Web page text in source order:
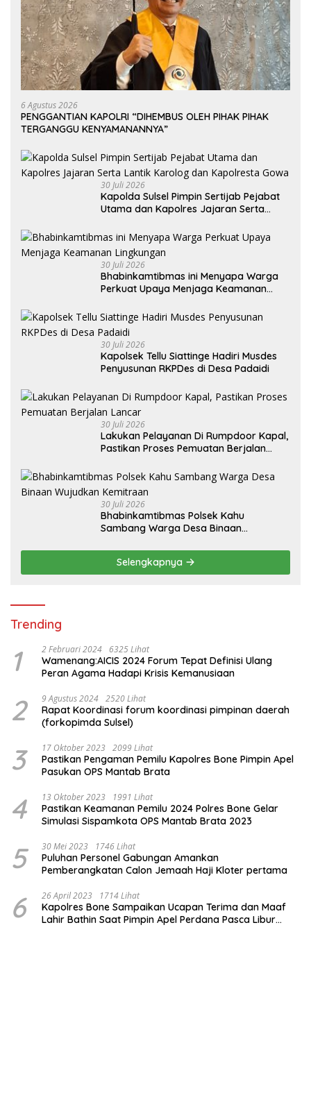
6 Agustus 2026
PENGGANTIAN KAPOLRI “DIHEMBUS OLEH PIHAK PIHAK
TERGANGGU KENYAMANANNYA”
30 Juli 2026
Kapolda Sulsel Pimpin Sertijab Pejabat
Utama dan Kapolres Jajaran Serta
30 Juli 2026
Bhabinkamtibmas ini Menyapa Warga
Perkuat Upaya Menjaga Keamanan
30 Juli 2026
Kapolsek Tellu Siattinge Hadiri Musdes
Penyusunan RKPDes di Desa Padaidi
30 Juli 2026
Lakukan Pelayanan Di Rumpdoor Kapal,
Pastikan Proses Pemuatan Berjalan
30 Juli 2026
Bhabinkamtibmas Polsek Kahu
Sambang Warga Desa Binaan
Selengkapnya
Trending
1 2 Februari 2024 6325 Lihat
Wamenang:AICIS 2024 Forum Tepat Definisi Ulang
Peran Agama Hadapi Krisis Kemanusiaan
2 9 Agustus 2024 2520 Lihat
Rapat Koordinasi forum koordinasi pimpinan daerah
(forkopimda Sulsel)
3 17 Oktober 2023 2099 Lihat
Pastikan Pengaman Pemilu Kapolres Bone Pimpin Apel
Pasukan OPS Mantab Brata
4 13 Oktober 2023 1991 Lihat
Pastikan Keamanan Pemilu 2024 Polres Bone Gelar
Simulasi Sispamkota OPS Mantab Brata 2023
5 30 Mei 2023 1746 Lihat
Puluhan Personel Gabungan Amankan
Pemberangkatan Calon Jemaah Haji Kloter pertama
6 26 April 2023 1714 Lihat
Kapolres Bone Sampaikan Ucapan Terima dan Maaf
Lahir Bathin Saat Pimpin Apel Perdana Pasca Libur